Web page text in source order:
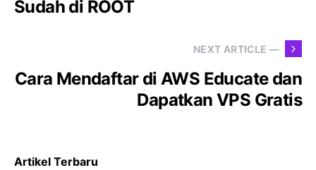
Sudah di ROOT
NEXT ARTICLE —
Cara Mendaftar di AWS Educate dan
Dapatkan VPS Gratis
Artikel Terbaru